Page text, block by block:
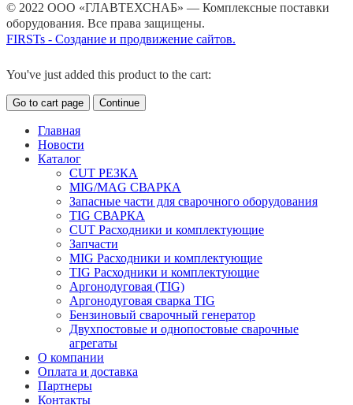
© 2022 ООО «ГЛАВТЕХСНАБ» — Комплексные поставки
оборудования. Все права защищены.
FIRSTs - Создание и продвижение сайтов.
You've just added this product to the cart:
Go to cart page Continue
Главная
Новости
Каталог
CUT РЕЗКА
MIG/MAG СВАРКА
Запасные части для сварочного оборудования
TIG СВАРКА
CUT Расходники и комплектующие
Запчасти
MIG Расходники и комплектующие
TIG Расходники и комплектующие
Аргонодуговая (TIG)
Аргонодуговая сварка TIG
Бензиновый сварочный генератор
Двухпостовые и однопостовые сварочные
агрегаты
О компании
Оплата и доставка
Партнеры
Контакты